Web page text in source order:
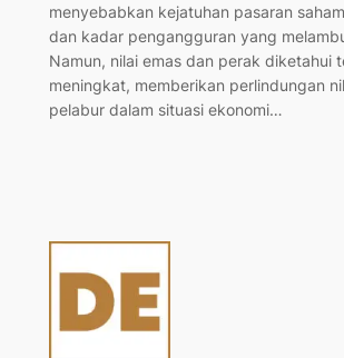
menyebabkan kejatuhan pasaran
dan kadar pengangguran yang
Namun, nilai emas dan perak diketahui
meningkat, memberikan perlindungan
pelabur dalam situasi ekonomi…